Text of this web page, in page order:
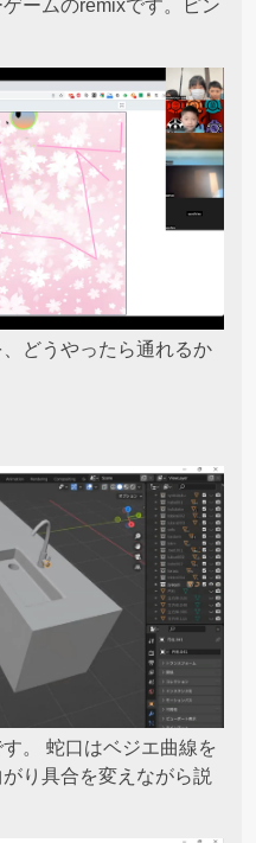
ームのremixです。ピン
どうやったら通れるか
。 蛇口はベジエ曲線を
り具合を変えながら説